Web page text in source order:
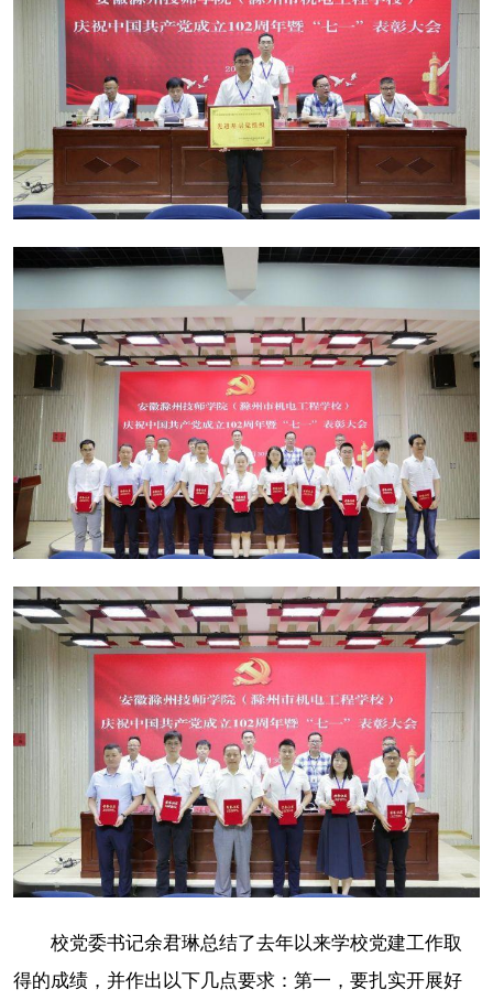
校党委书记余君琳总结了去年以来学校党建工作取
得的成绩，并作出以下几点要求：第一，要扎实开展好